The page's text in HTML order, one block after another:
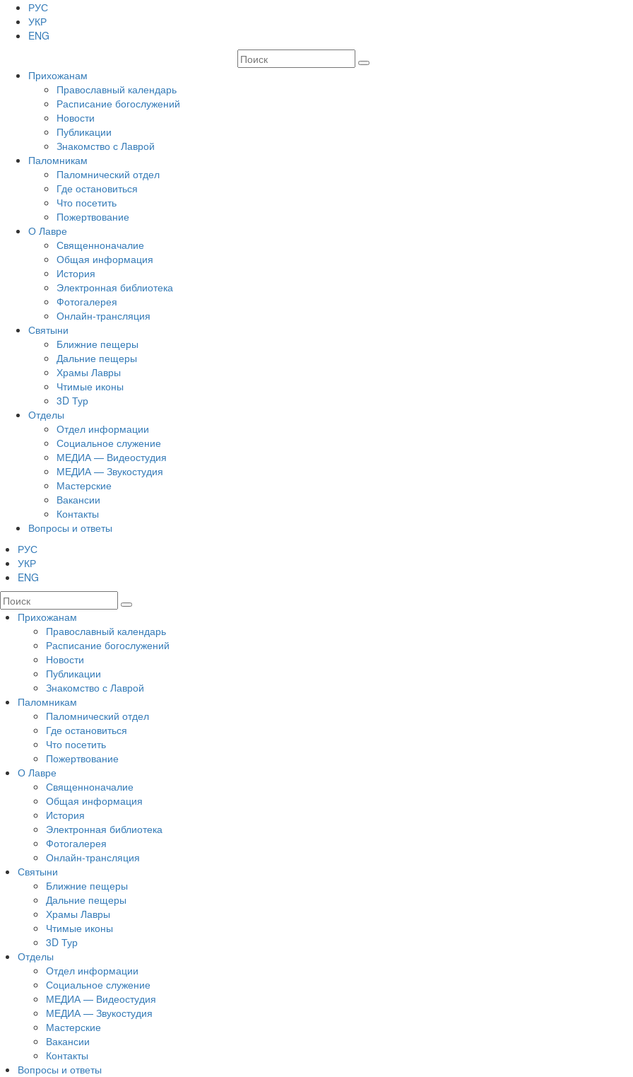
РУС
УКР
ENG
Прихожанам
Православный календарь
Расписание богослужений
Новости
Публикации
Знакомство с Лаврой
Паломникам
Паломнический отдел
Где остановиться
Что посетить
Пожертвование
О Лавре
Священноначалие
Общая информация
История
Электронная библиотека
Фотогалерея
Онлайн-трансляция
Святыни
Ближние пещеры
Дальние пещеры
Храмы Лавры
Чтимые иконы
3D Тур
Отделы
Отдел информации
Социальное служение
МЕДИА — Видеостудия
МЕДИА — Звукостудия
Мастерские
Вакансии
Контакты
Вопросы и ответы
РУС
УКР
ENG
Прихожанам
Православный календарь
Расписание богослужений
Новости
Публикации
Знакомство с Лаврой
Паломникам
Паломнический отдел
Где остановиться
Что посетить
Пожертвование
О Лавре
Священноначалие
Общая информация
История
Электронная библиотека
Фотогалерея
Онлайн-трансляция
Святыни
Ближние пещеры
Дальние пещеры
Храмы Лавры
Чтимые иконы
3D Тур
Отделы
Отдел информации
Социальное служение
МЕДИА — Видеостудия
МЕДИА — Звукостудия
Мастерские
Вакансии
Контакты
Вопросы и ответы